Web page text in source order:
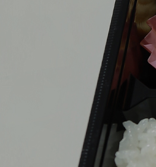
Thoughts on
food
2025年
賞 表彰を
8/3～7